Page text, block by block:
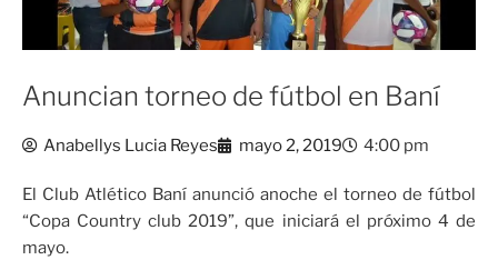
Anuncian torneo de fútbol en Baní
Anabellys Lucia Reyes mayo 2, 2019 4:00 pm
El Club Atlético Baní anunció anoche el torneo de fútbol
“Copa Country club 2019”, que iniciará el próximo 4 de
mayo.